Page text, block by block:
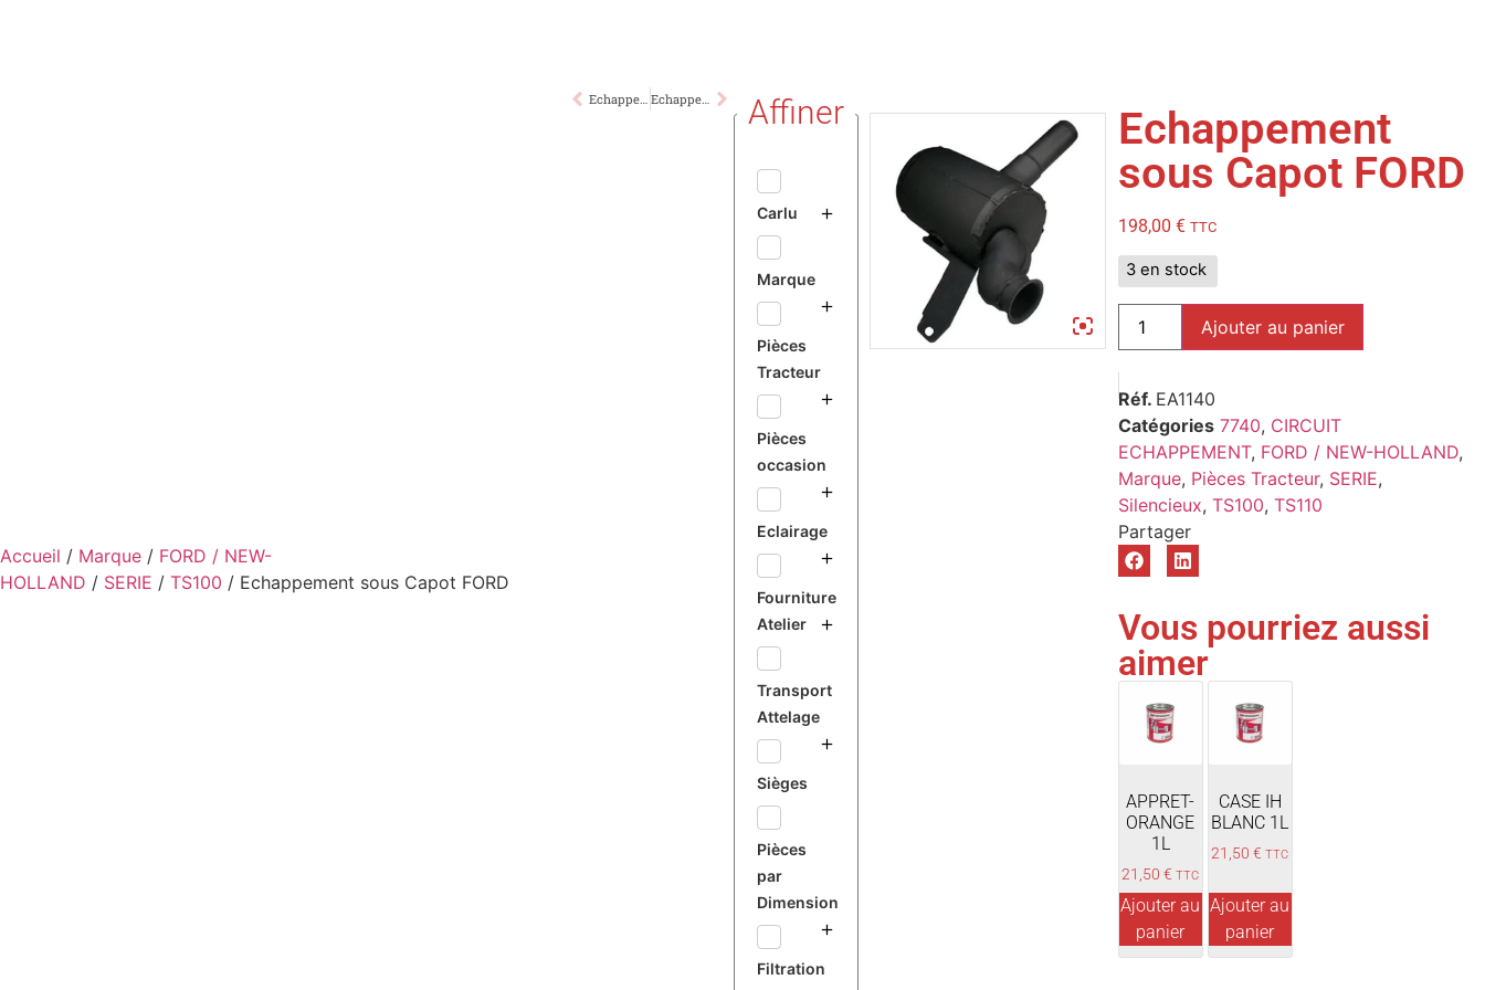
Accueil / Marque / FORD / NEW-
HOLLAND / SERIE / TS100 / Echappement sous Capot FORD
Echappement sous Capot FORD Echappement sous Capot FORD Affiner
Carlu
Marque
Pièces
Tracteur
Pièces
occasion
Eclairage
Fourniture
Atelier
Transport
Attelage
Sièges
Pièces
par
Dimension
Filtration
Echappement
sous Capot FORD
198,00 € TTC
3 en stock
Ajouter au panier
Réf. EA1140
Catégories 7740, CIRCUIT
ECHAPPEMENT, FORD / NEW-HOLLAND,
Marque, Pièces Tracteur, SERIE,
Silencieux, TS100, TS110
Vous pourriez aussi
aimer
APPRET-
ORANGE
1L
21,50€ TTC
Ajouter au
panier
CASE IH
BLANC 1L
21,50€ TTC
Ajouter au
panier